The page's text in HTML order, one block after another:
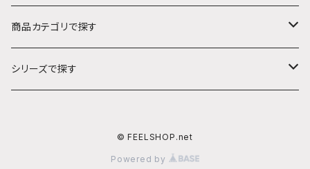
カ行
ガールズ＆パンツァー
サ行
商品カテゴリで探す
アクリルキーホルダー
シリーズで探す
© FEELSHOP.net
Powered by